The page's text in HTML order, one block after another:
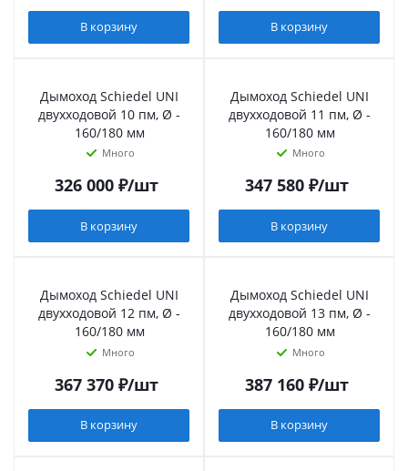
В корзину В корзину
Дымоход Schiedel UNI
двухходовой 10 пм, Ø -
160/180 мм
Много
326 000₽/шт
В корзину
Дымоход Schiedel UNI
двухходовой 11 пм, Ø -
160/180 мм
Много
347 580₽/шт
В корзину
Дымоход Schiedel UNI
двухходовой 12 пм, Ø -
160/180 мм
Много
367 370₽/шт
В корзину
Дымоход Schiedel UNI
двухходовой 13 пм, Ø -
160/180 мм
Много
387 160₽/шт
В корзину